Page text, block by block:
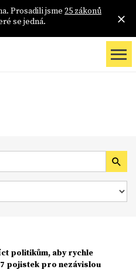
Prosadili jsme 25 zákonů
se jedná.
politikům, aby rychle
pojistek pro nezávislou